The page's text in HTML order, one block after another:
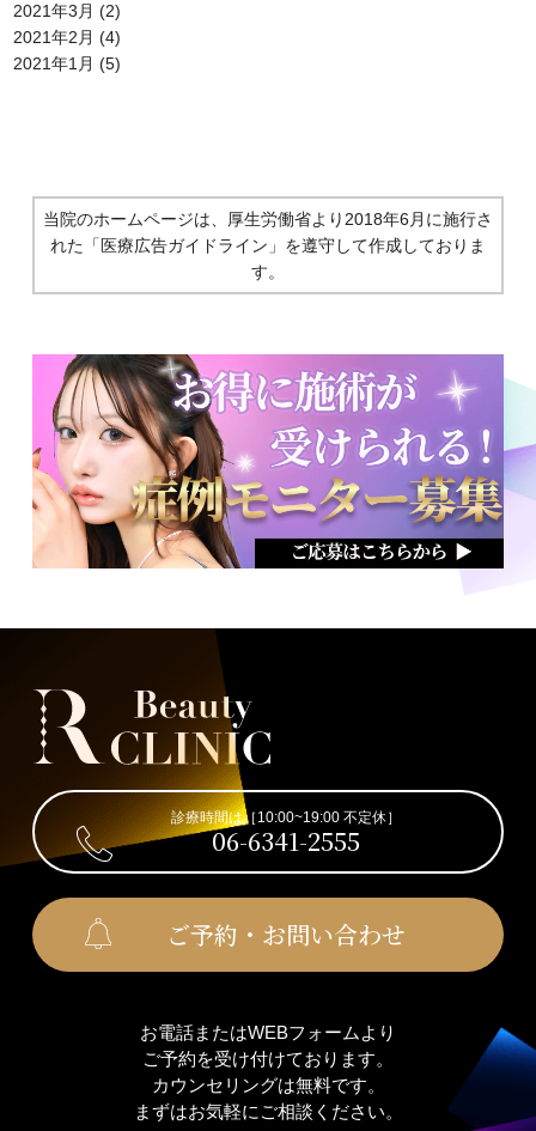
2021年3月 (2)
2021年2月 (4)
2021年1月 (5)
当院のホームページは、厚生労働省より2018年6月に施行さ
れた 「医療広告ガイドライン」を遵守して作成しておりま
す。
診療時間は［10:00~19:00 不定休］
06-6341-2555
ご予約・お問い合わせ
お電話またはWEBフォームより
ご予約を受け付けております。
カウンセリングは無料です。
まずはお気軽にご相談ください。